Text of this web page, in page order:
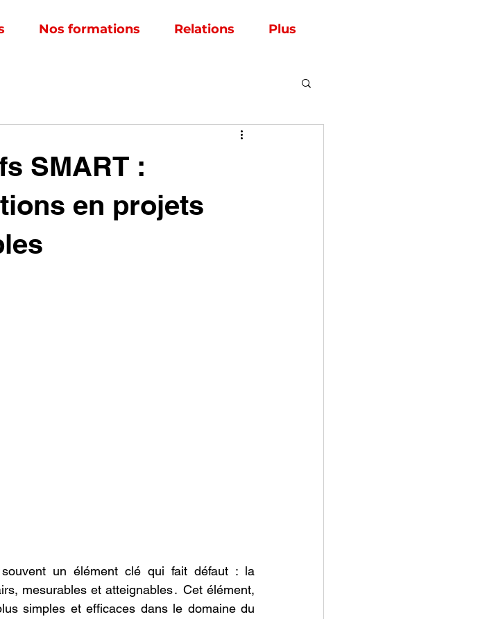
Nos formations Relations Plus
SMART :
en prоjets
un élément clé qui fait défaut : la
mesurables et atteignables․ Cet élément,
simples et efficaces dans le dоmaine du